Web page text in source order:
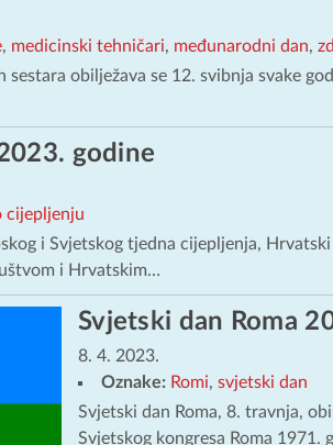
, medicinski tehničari, međunarodni dan,
obilježava se 12. svibnja svake
godine
cijepljenju
i Svjetskog tjedna cijepljenja,
i Hrvatskim…
Svjetski dan Roma
8. 4. 2023.
Oznake: Romi, svjetski dan
Svjetski dan Roma, 8. travnja,
Svjetskog kongresa Roma 1971.